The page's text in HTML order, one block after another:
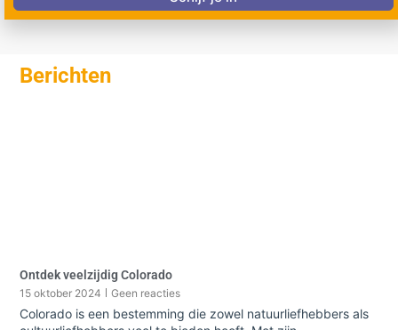
Berichten
Ontdek veelzijdig Colorado
15 oktober 2024 Geen reacties
Colorado is een bestemming die zowel natuurliefhebbers als